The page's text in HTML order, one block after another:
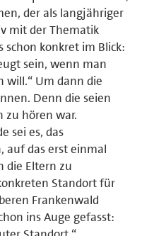
der als langjähriger
mit der Thematik
schon konkret im Blick:
sein, wenn man
will.“ Um dann die
Denn die seien
zu hören war.
sei es, das
auf das erst einmal
die Eltern zu
Standort für
Frankenwald
ins Auge gefasst: